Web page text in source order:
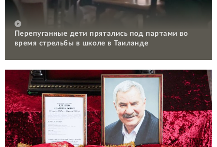
Перепуганные дети прятались под партами во
время стрельбы в школе в Таиланде